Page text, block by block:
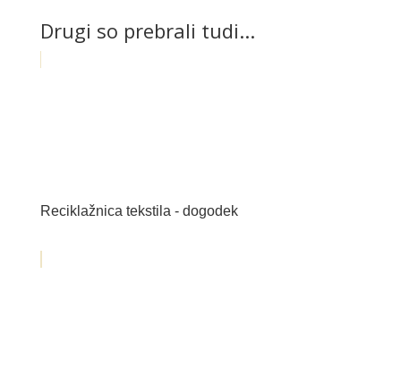
Drugi so prebrali tudi...
Reciklažnica tekstila - dogodek